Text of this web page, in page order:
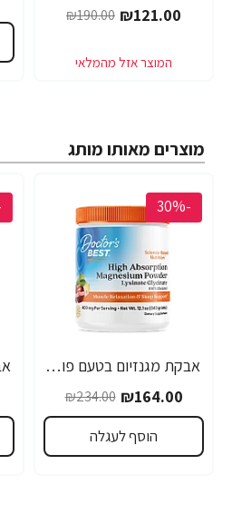
₪121.00
₪190.00
מוצרים מאותו מותג
-30%
אבקת מגנזיום בטעם פונץ' פירות 340 גרם - מבית Doctor's best
₪164.00
₪234.00
הוסף לעגלה